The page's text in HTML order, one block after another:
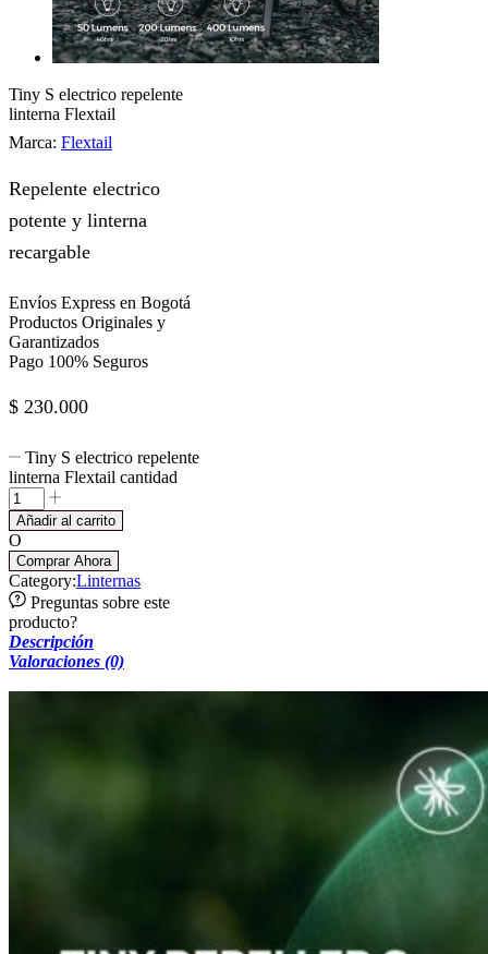
Tiny S electrico repelente
linterna Flextail
Marca: Flextail
Repelente electrico
potente y linterna
recargable
Envíos Express en Bogotá
Productos Originales y
Garantizados
Pago 100% Seguros
$ 230.000
Tiny S electrico repelente
linterna Flextail cantidad
Añadir al carrito
O
Comprar Ahora
Category:Linternas
Preguntas sobre este
producto?
Descripción
Valoraciones (0)